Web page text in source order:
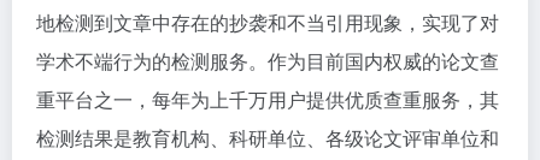
地检测到文章中存在的抄袭和不当引用现象，实现了对
学术不端行为的检测服务。作为目前国内权威的论文查
重平台之一，每年为上千万用户提供优质查重服务，其
检测结果是教育机构、科研单位、各级论文评审单位和